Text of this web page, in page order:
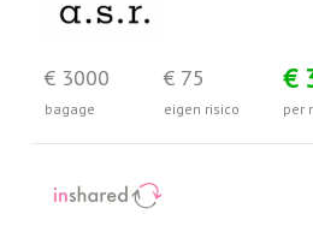
€ 3000
bagage
€ 75
eigen risico
€
per